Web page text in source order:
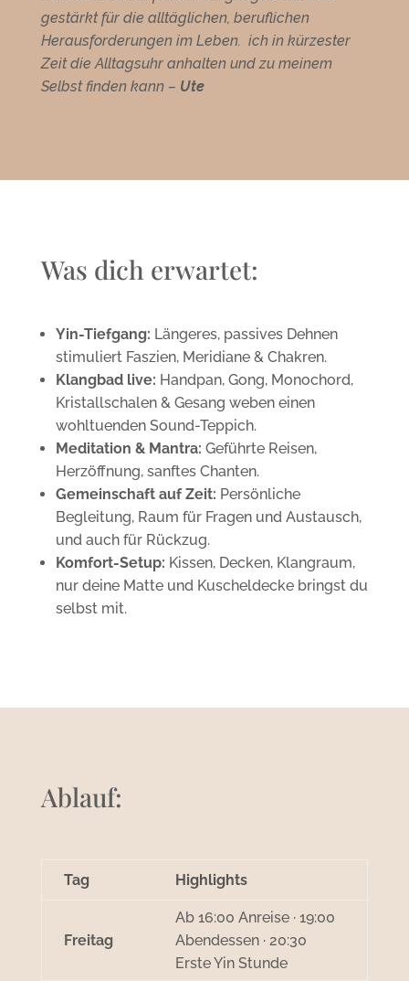
gestärkt für die alltäglichen, beruflichen
Herausforderungen im Leben. ich in kürzester
Zeit die Alltagsuhr anhalten und zu meinem
Selbst finden kann – Ute
Was dich erwartet:
Yin-Tiefgang: Längeres, passives Dehnen
stimuliert Faszien, Meridiane & Chakren.
Klangbad live: Handpan, Gong, Monochord,
Kristall­schalen & Gesang weben einen
wohltuenden Sound-Teppich.
Meditation & Mantra: Geführte Reisen,
Herzöffnung, sanftes Chanten.
Gemeinschaft auf Zeit: Persönliche
Begleitung, Raum für Fragen und Austausch,
und auch für Rückzug.
Komfort-Setup: Kissen, Decken, Klangraum,
nur deine Matte und Kuscheldecke bringst du
selbst mit.
Ablauf:
Tag Highlights
Freitag
Ab 16:00 Anreise · 19:00
Abendessen · 20:30
Erste Yin Stunde